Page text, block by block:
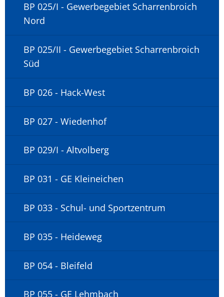
BP 025/I - Gewerbegebiet Scharrenbroich
Nord
BP 025/II - Gewerbegebiet Scharrenbroich
Süd
BP 026 - Hack-West
BP 027 - Wiedenhof
BP 029/I - Altvolberg
BP 031 - GE Kleineichen
BP 033 - Schul- und Sportzentrum
BP 035 - Heideweg
BP 054 - Bleifeld
BP 055 - GE Lehmbach